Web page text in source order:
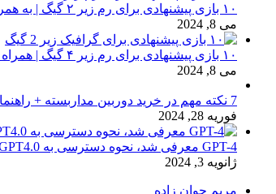
۱۰ بازی پیشنهادی برای رم زیر ۲ گیگ | به همراه تریلر بازی ها
می 8, 2024
۱۰ بازی پیشنهادی برای رم زیر ۴ گیگ | همراه با تریلر بازی و سیستم مورد نیاز
می 8, 2024
7 نکته مهم در خرید دوربین مداربسته + راهنمای خرید
فوریه 28, 2024
GPT-4 معرفی شد، نحوه دسترسی به ChatGPT4.0 – تفاوت chat GPT-4 با نسخه 3.5
ژانویه 3, 2024
مریم جوان زاده